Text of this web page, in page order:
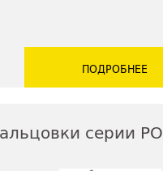
ПОДРОБНЕЕ
серии РО